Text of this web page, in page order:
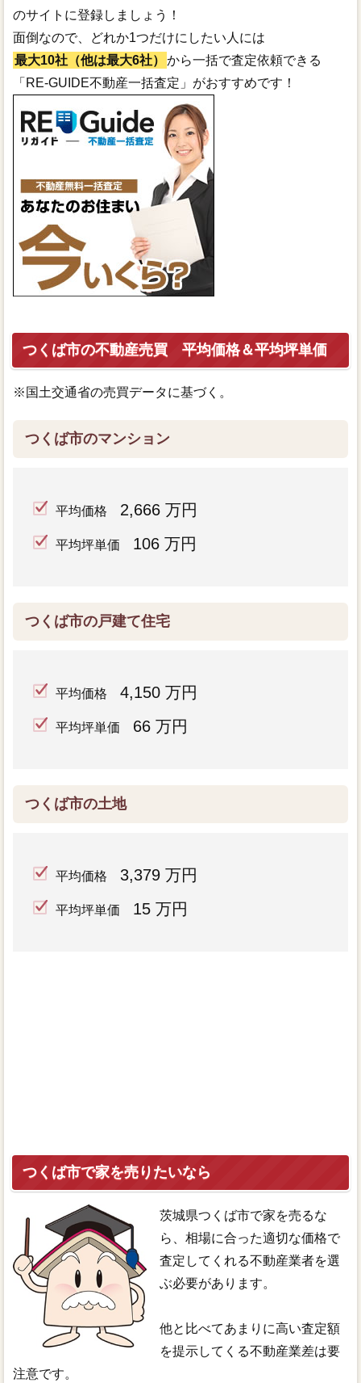
のサイトに登録しましょう！
面倒なので、どれか1つだけにしたい人には
最大10社（他は最大6社）
から一括で査定依頼できる
「RE-GUIDE不動産一括査定」がおすすめです！
つくば市の不動産売買 平均価格＆平均坪単価
※国土交通省の売買データに基づく。
つくば市のマンション
平均価格 2,666 万円
平均坪単価 106 万円
つくば市の戸建て住宅
平均価格 4,150 万円
平均坪単価 66 万円
つくば市の土地
平均価格 3,379 万円
平均坪単価 15 万円
つくば市で家を売りたいなら
茨城県つくば市で家を売るな
ら、相場に合った適切な価格で
査定してくれる不動産業者を選
ぶ必要があります。
他と比べてあまりに高い査定額
を提示してくる不動産業差は要
注意です。